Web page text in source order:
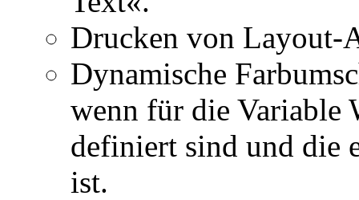
Drucken von Layout-
Dynamische
wenn für die Variable
definiert sind und die
ist.